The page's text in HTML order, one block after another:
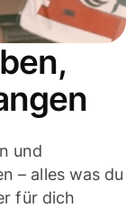
und
– alles was du
für dich